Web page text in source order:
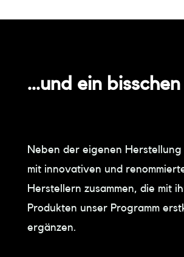
…und ein bisschen
Neben der eigenen
mit innovativen und
Herstellern zusammen, die mit
Produkten unser Programm
ergänzen.